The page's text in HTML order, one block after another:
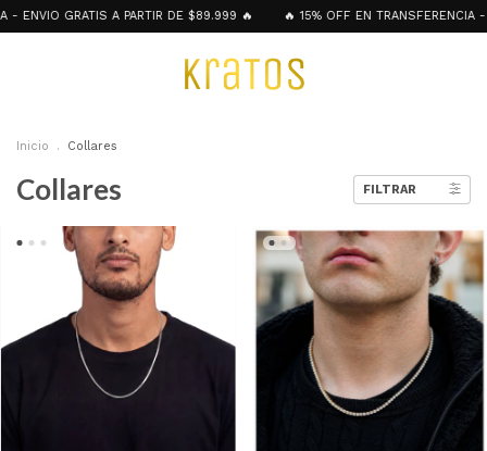
A PARTIR DE $89.999 🔥 🔥 15% OFF EN TRANSFERENCIA - 3 y 4
Inicio . Collares
Collares FILTRAR